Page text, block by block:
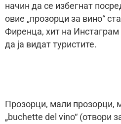
начин да се избегнат
овие „прозорци за вино“
Фиренца, хит на
да ја видат туристите.
Прозорци, мали прозорци,
„buchette del vino“ (отвори